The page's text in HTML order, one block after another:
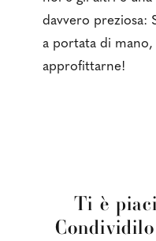
davvero preziosa:
a portata di
approfittarne!
Ti è